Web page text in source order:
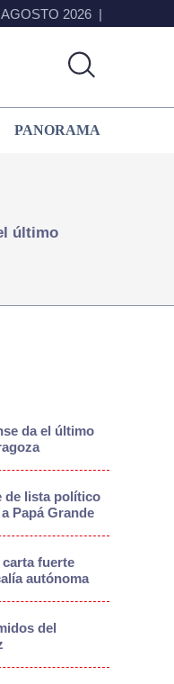
2026
PANORAMA
último
da el último
de lista político
Papá Grande
carta fuerte
autónoma
del